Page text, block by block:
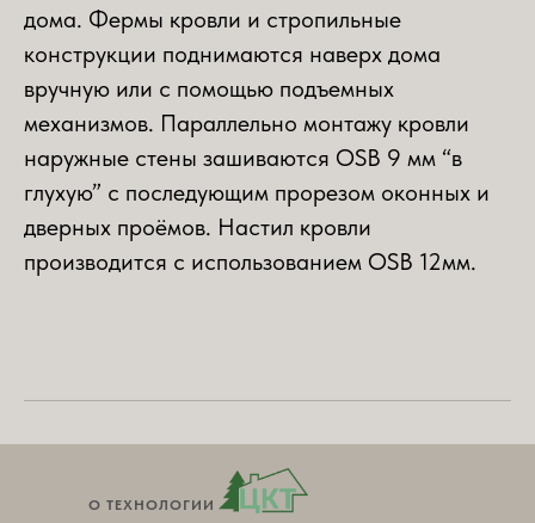
дома. Фермы кровли и стропильные
конструкции поднимаются наверх дома
вручную или с помощью подъемных
механизмов. Параллельно монтажу кровли
наружные стены зашиваются OSB 9 мм “в
глухую” с последующим прорезом оконных и
дверных проёмов. Настил кровли
производится с использованием OSB 12мм.
О ТЕХНОЛОГИИ